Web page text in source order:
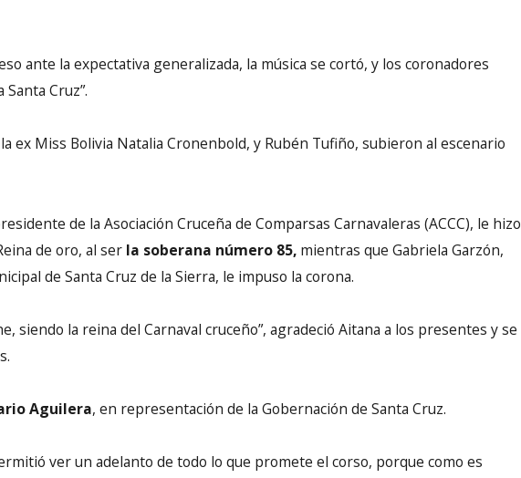
ante la expectativa generalizada, la música se cortó, y los coronadores
Cruz”.
ex Miss Bolivia Natalia Cronenbold, y Rubén Tufiño, subieron al escenario
de la Asociación Cruceña de Comparsas Carnavaleras (ACCC), le hizo
de oro, al ser la soberana número 85, mientras que Gabriela Garzón,
de Santa Cruz de la Sierra, le impuso la corona.
siendo la reina del Carnaval cruceño”, agradeció Aitana a los presentes y se
Aguilera, en representación de la Gobernación de Santa Cruz.
ver un adelanto de todo lo que promete el corso, porque como es